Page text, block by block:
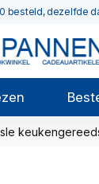
besteld, dezelfde